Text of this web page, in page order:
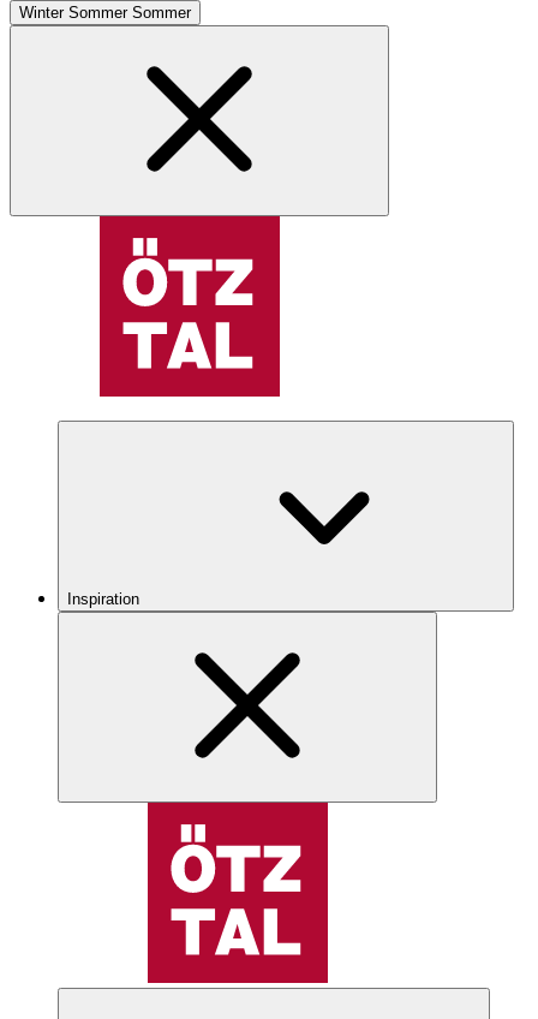
Winter Sommer Sommer
Inspiration